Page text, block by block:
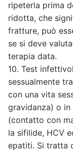
ripeterla prima
ridotta, che
fratture, può
se si deve
terapia data.
10. Test
sessualmente
con una vita
gravidanza) o
(contatto con
la sifilide, HCV
epatiti. Si tratta